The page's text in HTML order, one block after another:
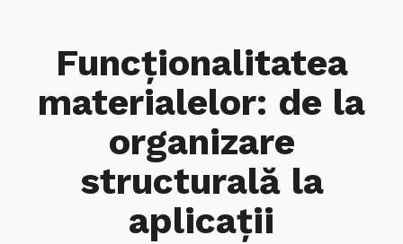
Funcționalitatea
materialelor: de la
organizare
structurală la
aplicații